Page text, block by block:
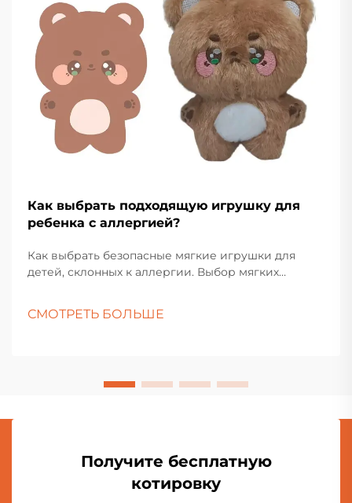
Как выбрать подходящую игрушку для
ребенка с аллергией?
Как выбрать безопасные мягкие игрушки для
детей, склонных к аллергии. Выбор мягких
Родителям и воспитателям необходимо
СМОТРЕТЬ БОЛЬШЕ
Получите бесплатную
котировку